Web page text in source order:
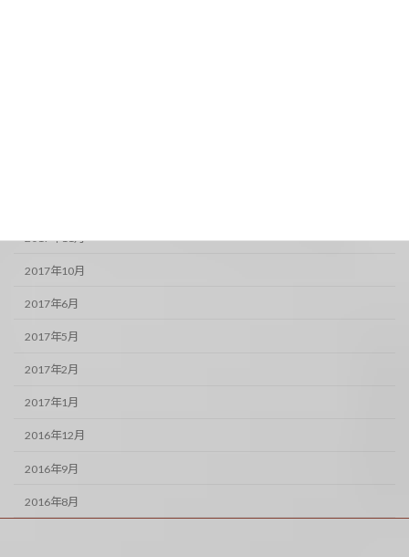
2017年11月
2017年10月
2017年6月
2017年5月
2017年2月
2017年1月
2016年12月
2016年9月
2016年8月